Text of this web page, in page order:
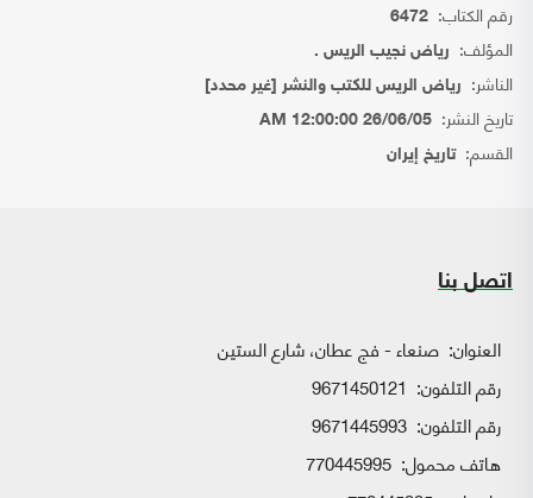
رقم الكتاب: 6472
المؤلف: رياض نجيب الريس .
الناشر: رياض الريس للكتب والنشر [غير محدد]
تاريخ النشر: 26/06/05 12:00:00 AM
القسم:تاريخ إيران
اتصل بنا
العنوان: صنعاء - فج عطان، شارع الستين
رقم التلفون: 9671450121
رقم التلفون: 9671445993
هاتف محمول: 770445995